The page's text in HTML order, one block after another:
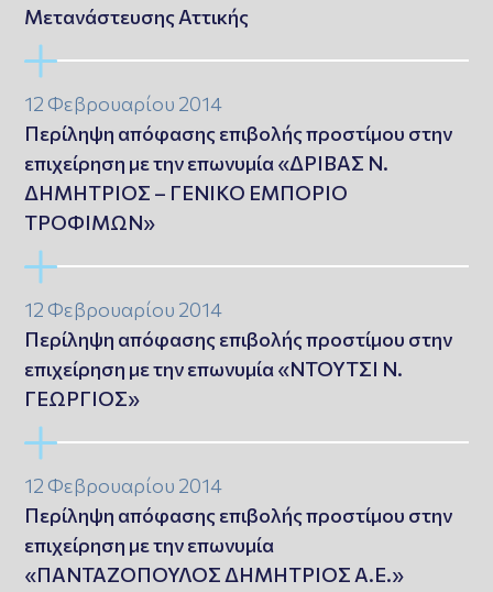
Μετανάστευσης Αττικής
12 Φεβρουαρίου 2014
Περίληψη απόφασης επιβολής προστίμου στην
επιχείρηση με την επωνυμία «ΔΡΙΒΑΣ Ν.
ΔΗΜΗΤΡΙΟΣ – ΓΕΝΙΚΟ ΕΜΠΟΡΙΟ
ΤΡΟΦΙΜΩΝ»
12 Φεβρουαρίου 2014
Περίληψη απόφασης επιβολής προστίμου στην
επιχείρηση με την επωνυμία «ΝΤΟΥΤΣΙ Ν.
ΓΕΩΡΓΙΟΣ»
12 Φεβρουαρίου 2014
Περίληψη απόφασης επιβολής προστίμου στην
επιχείρηση με την επωνυμία
«ΠΑΝΤΑΖΟΠΟΥΛΟΣ ΔΗΜΗΤΡΙΟΣ Α.Ε.»